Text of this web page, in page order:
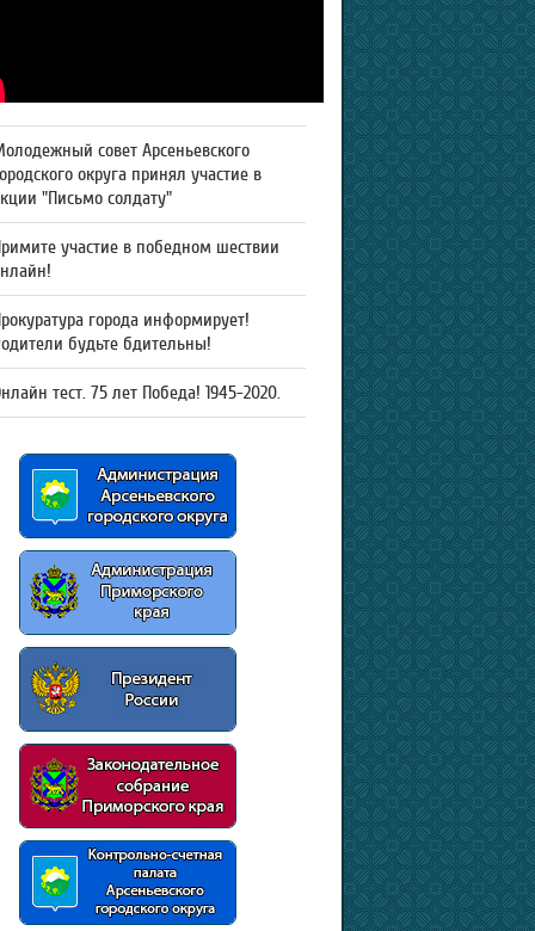
совет Арсеньевского
округа принял участие в
"Письмо солдату"
участие в победном шествии
города информирует!
будьте бдительны!
тест. 75 лет Победа! 1945-2020.